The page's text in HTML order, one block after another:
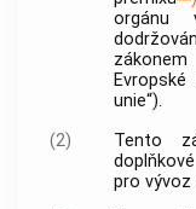
orgánu
unie“).
(2)
Tento
pro vývoz